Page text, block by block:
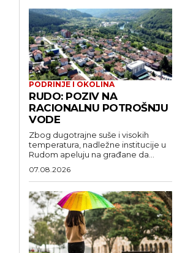
PODRINJE I OKOLINA
RUDO: POZIV NA
RACIONALNU POTROŠNJU
VODE
Zbog dugotrajne suše i visokih
temperatura, nadležne institucije u
Rudom apeluju na građane da...
07.08.2026